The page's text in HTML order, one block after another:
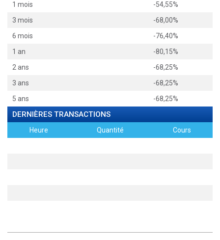
1 mois
-54,55%
3 mois
-68,00%
6 mois
-76,40%
1 an
-80,15%
2 ans
-68,25%
3 ans
-68,25%
5 ans
-68,25%
DERNIÈRES TRANSACTIONS
Heure Quantité Cours